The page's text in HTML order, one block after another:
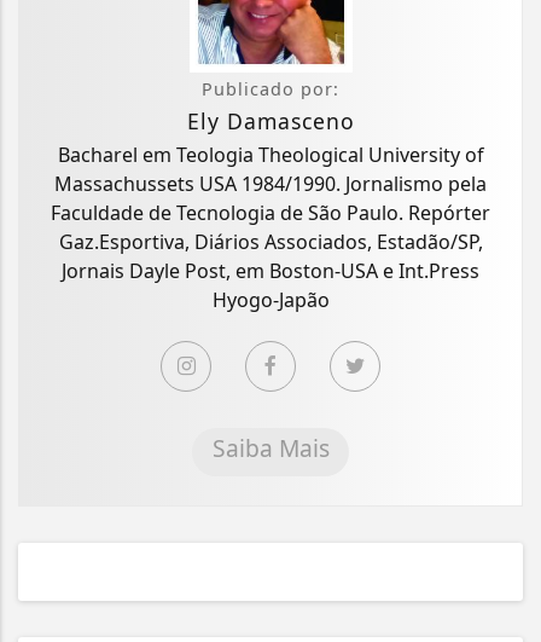
Publicado por:
Ely Damasceno
Bacharel em Teologia Theological University of
Massachussets USA 1984/1990. Jornalismo pela
Faculdade de Tecnologia de São Paulo. Repórter
Gaz.Esportiva, Diários Associados, Estadão/SP,
Jornais Dayle Post, em Boston-USA e Int.Press
Hyogo-Japão
Saiba Mais